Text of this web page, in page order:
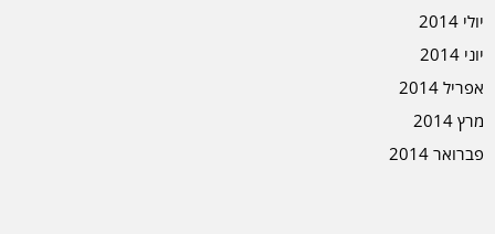
יולי 2014
יוני 2014
אפריל 2014
מרץ 2014
פברואר 2014